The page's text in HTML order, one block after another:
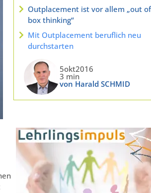
Outplacement ist vor allem „out
box thinking“
Mit Outplacement beruflich neu
durchstarten
5okt2016
3 min
von Harald SCHMID